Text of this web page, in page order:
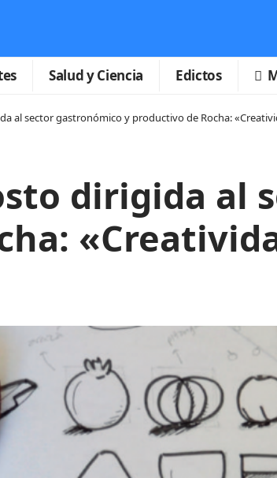
Salud y Ciencia Edictos
al sector gastronómico y productivo de Rocha:
dirigida al